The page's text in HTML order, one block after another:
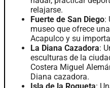
relajarse.
Fuerte de San Diego:
museo que ofrece
Acapulco y su
La Diana Cazadora:
esculturas de la
Costera Miguel
Diana cazadora.